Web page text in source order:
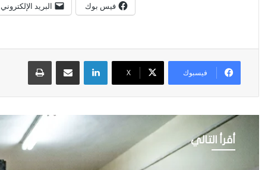
فيس بوك البريد الإلكتروني
فيسبوك X
لينكدإن
أقرأ التالي